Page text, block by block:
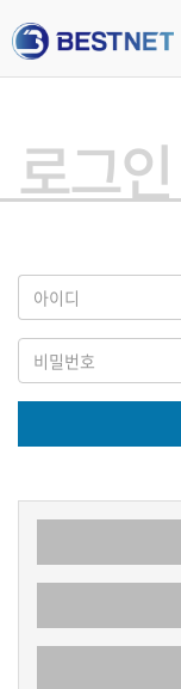
로그인